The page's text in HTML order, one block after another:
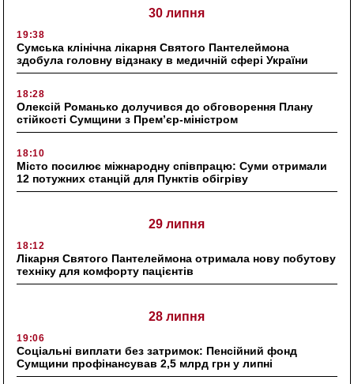
30 липня
19:38
Сумська клінічна лікарня Святого Пантелеймона
здобула головну відзнаку в медичній сфері України
18:28
Олексій Романько долучився до обговорення Плану
стійкості Сумщини з Прем’єр-міністром
18:10
Місто посилює міжнародну співпрацю: Суми отримали
12 потужних станцій для Пунктів обігріву
29 липня
18:12
Лікарня Святого Пантелеймона отримала нову побутову
техніку для комфорту пацієнтів
28 липня
19:06
Соціальні виплати без затримок: Пенсійний фонд
Сумщини профінансував 2,5 млрд грн у липні